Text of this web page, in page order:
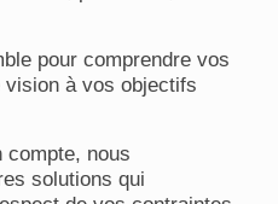
pour comprendre vos
à vos objectifs
nous
solutions qui